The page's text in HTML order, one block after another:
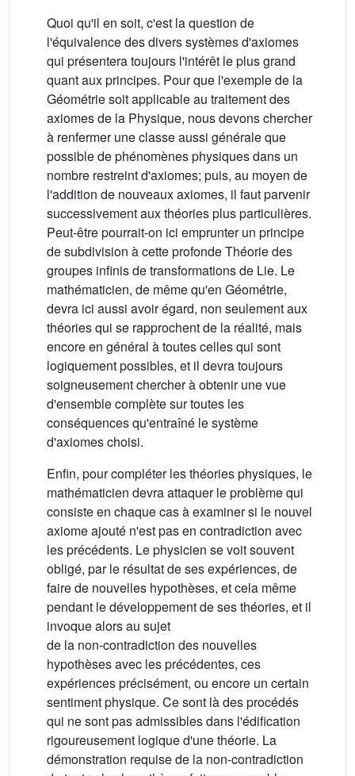
Quoi qu'il en soit, c'est la question de
l'équivalence des divers systèmes d'axiomes
qui présentera toujours l'intérêt le plus grand
quant aux principes. Pour que l'exemple de la
Géométrie soit applicable au traitement des
axiomes de la Physique, nous devons chercher
à renfermer une classe aussi générale que
possible de phénomènes physiques dans un
nombre restreint d'axiomes; puis, au moyen de
l'addition de nouveaux axiomes, il faut parvenir
successivement aux théories plus particulières.
Peut-être pourrait-on ici emprunter un principe
de subdivision à cette profonde Théorie des
groupes infinis de transformations de Lie. Le
mathématicien, de même qu'en Géométrie,
devra ici aussi avoir égard, non seulement aux
théories qui se rapprochent de la réalité, mais
encore en général à toutes celles qui sont
logiquement possibles, et il devra toujours
soigneusement chercher à obtenir une vue
d'ensemble complète sur toutes les
conséquences qu'entraîné le système
d'axiomes choisi.
Enfin, pour compléter les théories physiques, le
mathématicien devra attaquer le problème qui
consiste en chaque cas à examiner si le nouvel
axiome ajouté n'est pas en contradiction avec
les précédents. Le physicien se voit souvent
obligé, par le résultat de ses expériences, de
faire de nouvelles hypothèses, et cela même
pendant le développement de ses théories, et il
invoque alors au sujet
de la non-contradiction des nouvelles
hypothèses avec les précédentes, ces
expériences précisément, ou encore un certain
sentiment physique. Ce sont là des procédés
qui ne sont pas admissibles dans l'édification
rigoureusement logique d'une théorie. La
démonstration requise de la non-contradiction